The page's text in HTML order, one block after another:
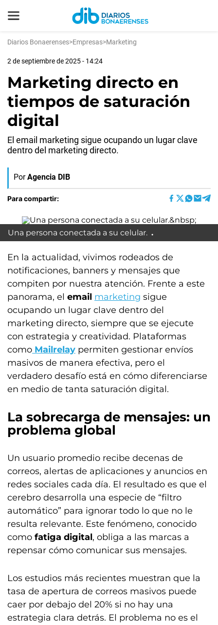
Diarios Bonaerenses>Empresas>Marketing
2 de septiembre de 2025 - 14:24
Marketing directo en
tiempos de saturación
digital
El email marketing sigue ocupando un lugar clave
dentro del marketing directo.
Por Agencia DIB
Para compartir:
Una persona conectada a su celular.
En la actualidad, vivimos rodeados de
notificaciones, banners y mensajes que
compiten por nuestra atención. Frente a este
panorama, el email marketing sigue
ocupando un lugar clave dentro del
marketing directo, siempre que se ejecute
con estrategia y creatividad. Plataformas
como Mailrelay permiten gestionar envíos
masivos de manera efectiva, pero el
verdadero desafío está en cómo diferenciarse
en medio de tanta saturación digital.
La sobrecarga de mensajes: un
problema global
Un usuario promedio recibe decenas de
correos, alertas de aplicaciones y anuncios en
redes sociales cada día. El resultado es que el
cerebro desarrolla una especie de “filtro
automático” para ignorar todo lo que no le
resulta relevante. Este fenómeno, conocido
como fatiga digital, obliga a las marcas a
repensar cómo comunicar sus mensajes.
Los estudios más recientes muestran que la
tasa de apertura de correos masivos puede
caer por debajo del 20% si no hay una
estrategia clara detrás. El problema no es el